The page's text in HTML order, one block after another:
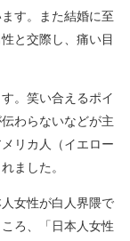
す。また結婚に至
と交際し、痛い目
。笑い合えるポイ
わらないなどが主
リカ人（イエロー
ました。
女性が白人界隈で
ろ、「日本人女性